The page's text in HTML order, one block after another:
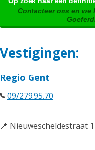
Contacteer ons en we
Vestigingen:
Regio Gent
09/279.95.70
📍 Nieuwescheldestraat